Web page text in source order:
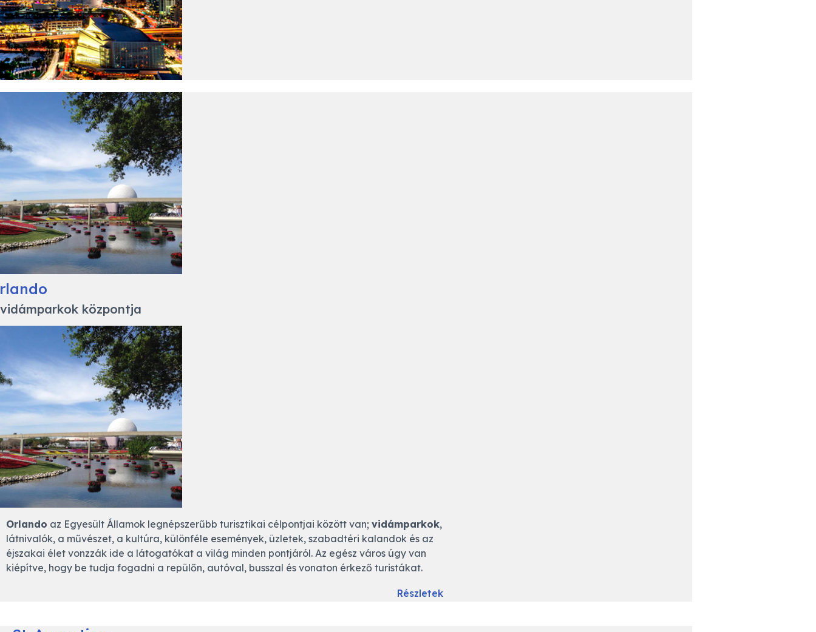
központja
Orlando az Egyesült Államok legnépszerűbb turisztikai célpontjai között van; vidámparkok,
látnivalók, a művészet, a kultúra, különféle események, üzletek, szabadtéri kalandok és az
éjszakai élet vonzzák ide a látogatókat a világ minden pontjáról. Az egész város úgy van
kiépítve, hogy be tudja fogadni a repülőn, autóval, busszal és vonaton érkező turistákat.
Részletek